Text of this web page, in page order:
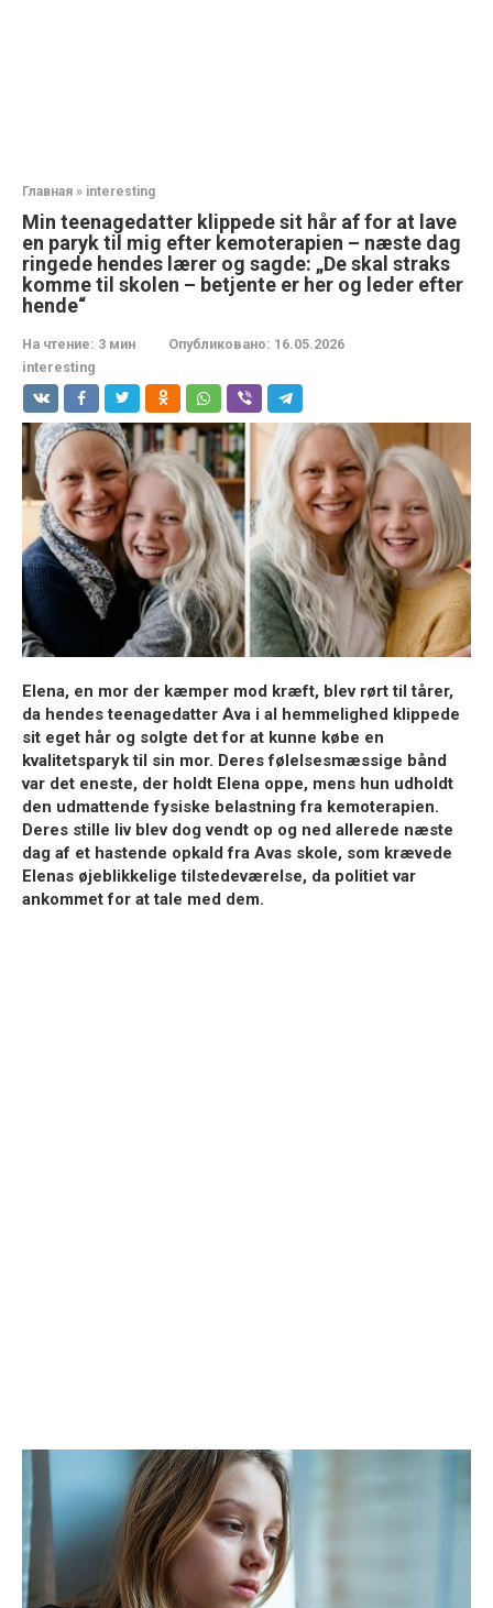
Главная » interesting
Min teenagedatter klippede sit hår af for at lave
en paryk til mig efter kemoterapien – næste dag
ringede hendes lærer og sagde: „De skal straks
komme til skolen – betjente er her og leder efter
hende“
На чтение: 3 мин Опубликовано: 16.05.2026
interesting
Elena, en mor der kæmper mod kræft, blev rørt til tårer,
da hendes teenage­datter Ava i al hemmelighed klippede
sit eget hår og solgte det for at kunne købe en
kvalitetsparyk til sin mor. Deres følelsesmæssige bånd
var det eneste, der holdt Elena oppe, mens hun udholdt
den udmattende fysiske belastning fra kemoterapien.
Deres stille liv blev dog vendt op og ned allerede næste
dag af et hastende opkald fra Avas skole, som krævede
Elenas øjeblikkelige tilstedeværelse, da politiet var
ankommet for at tale med dem.